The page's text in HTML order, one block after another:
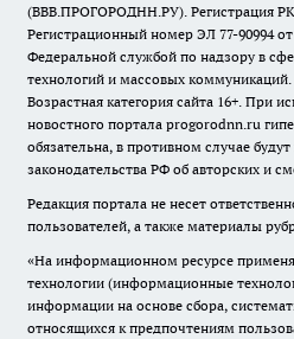
(ВВВ.ПРОГОРОДНН.РУ). Регистрация
Регистрационный номер ЭЛ 77-90994 от
Федеральной службой по надзору в
технологий и массовых коммуникаций.
Возрастная категория сайта 16+. При
новостного портала progorodnn.ru
обязательна, в противном случае
законодательства РФ об авторских и
Редакция портала не несет
пользователей, а также материалы
«На информационном ресурсе
технологии (информационные
информации на основе сбора,
относящихся к предпочтениям